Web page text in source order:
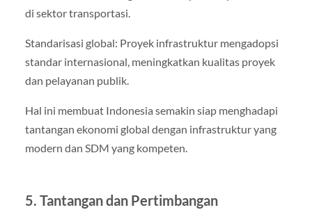
di sektor transportasi.
Standarisasi global: Proyek infrastruktur mengadopsi
standar internasional, meningkatkan kualitas proyek
dan pelayanan publik.
Hal ini membuat Indonesia semakin siap menghadapi
tantangan ekonomi global dengan infrastruktur yang
modern dan SDM yang kompeten.
5. Tantangan dan Pertimbangan